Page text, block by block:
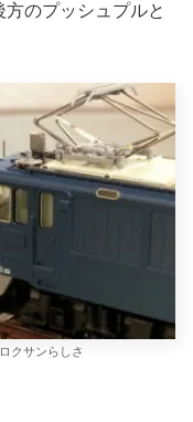
のプッシュプルと
クサンらしさ